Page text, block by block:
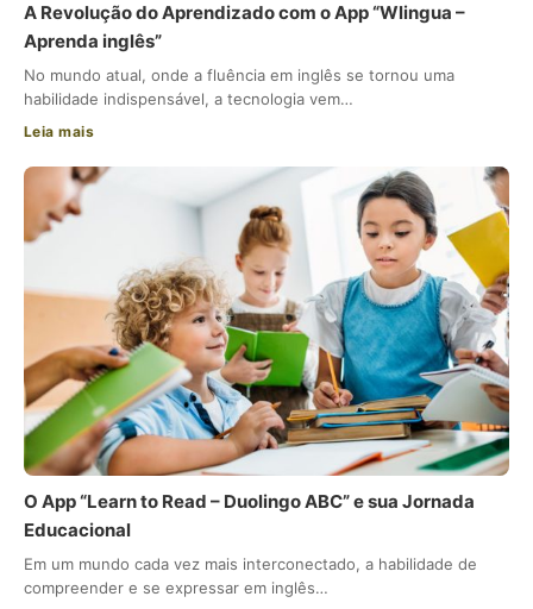
A Revolução do Aprendizado com o App “Wlingua –
Aprenda inglês”
No mundo atual, onde a fluência em inglês se tornou uma
habilidade indispensável, a tecnologia vem…
Leia mais
O App “Learn to Read – Duolingo ABC” e sua Jornada
Educacional
Em um mundo cada vez mais interconectado, a habilidade de
compreender e se expressar em inglês…